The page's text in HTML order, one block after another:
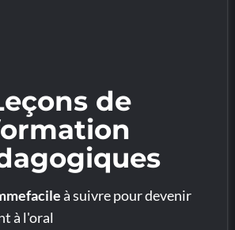
de
à suivre pour devenir
à l'oral